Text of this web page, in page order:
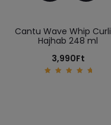
Cantu Wave Whip
Hajhab 248 ml
3,990Ft